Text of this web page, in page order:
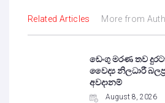
Related Articles More from
ඩෙංගු මරණ තව
වෛද්‍ය නිලධාරී
අවදානම්
August 8, 2026